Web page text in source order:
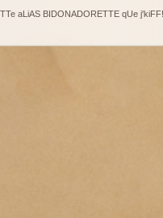
aLiAS BIDONADORETTE qUe